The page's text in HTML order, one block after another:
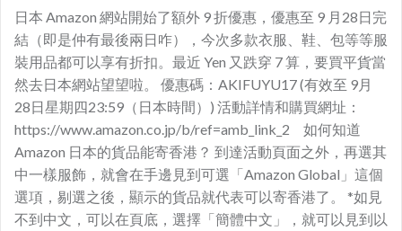
日本 Amazon 網站開始了額外 9 折優惠，優惠至 9 月28日完
結（即是仲有最後兩日咋），今次多款衣服、鞋、包等等服
裝用品都可以享有折扣。最近 Yen 又跌穿 7 算，要買平貨當
然去日本網站望望啦。 優惠碼：AKIFUYU17 (有效至 9月
28日星期四23:59（日本時間）) 活動詳情和購買網址：
https://www.amazon.co.jp/b/ref=amb_link_2 如何知道
Amazon 日本的貨品能寄香港？ 到達活動頁面之外，再選其
中一樣服飾，就會在手邊見到可選「Amazon Global」這個
選項，剔選之後，顯示的貨品就代表可以寄香港了。 *如見
不到中文，可以在頁底，選擇「簡體中文」，就可以見到以